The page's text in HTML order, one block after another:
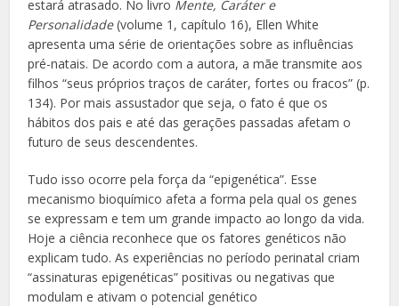
estará atrasado. No livro Mente, Caráter e
Personalidade(volume 1, capítulo 16), Ellen White
apresenta uma série de orientações sobre as influências
pré-natais. De acordo com a autora, a mãe transmite aos
filhos “seus próprios traços de caráter, fortes ou fracos” (p.
134). Por mais assustador que seja, o fato é que os
hábitos dos pais e até das gerações passadas afetam o
futuro de seus descendentes.
Tudo isso ocorre pela força da “epigenética”. Esse
mecanismo bioquímico afeta a forma pela qual os genes
se expressam e tem um grande impacto ao longo da vida.
Hoje a ciência reconhece que os fatores genéticos não
explicam tudo. As experiências no período perinatal criam
“assinaturas epigenéticas” positivas ou negativas que
modulam e ativam o potencial genético